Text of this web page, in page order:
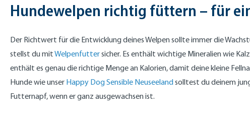
Hundewelpen richtig füttern – für
Der Richtwert für die Entwicklung deines Welpen sollte immer die
stellst du mitWelpenfuttersicher. Es enthält wichtige Mineralien wie
enthält es genau die richtige Menge an Kalorien, damit deine kleine
Hunde wie unser Happy Dog Sensible Neuseelandsolltest du deinem
Futternapf, wenn er ganz ausgewachsen ist.